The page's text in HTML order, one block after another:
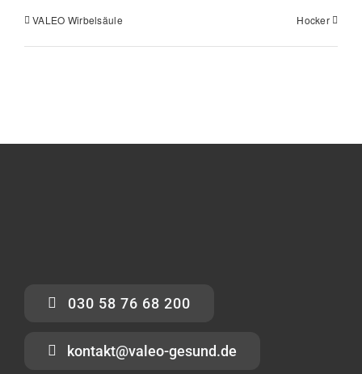
VALEO Wirbelsäule Hocker
030 58 76 68 200
kontakt@valeo-gesund.de